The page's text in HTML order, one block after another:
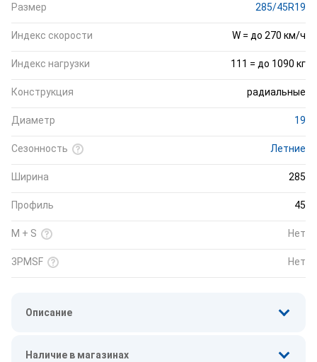
Размер 285/45R19
Индекс скорости W = до 270 км/ч
Индекс нагрузки 111 = до 1090 кг
Конструкция радиальные
Диаметр 19
Сезонность Летние
Ширина 285
Профиль 45
M + S Нет
3PMSF Нет
Описание
Наличие в магазинах